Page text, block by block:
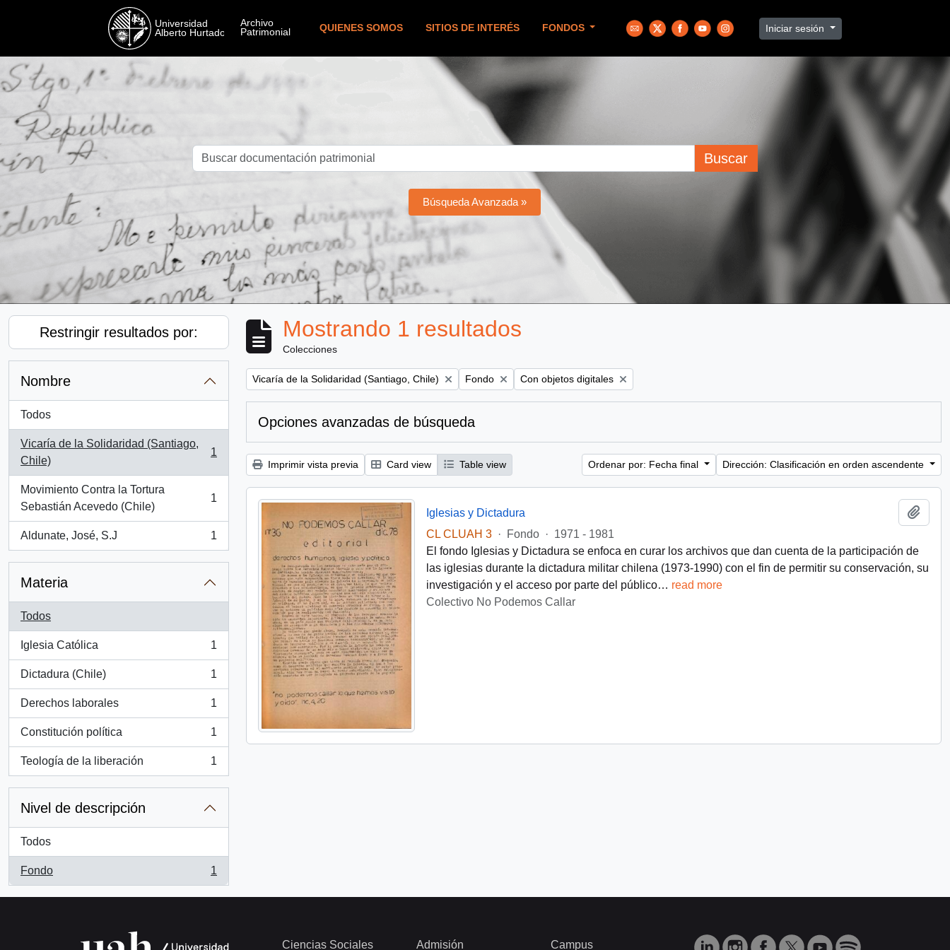
QUIENES SOMOS SITIOS DE INTERÉS FONDOS Iniciar sesión
Buscar
Búsqueda Avanzada »
Restringir resultados por:
Nombre
Todos
Vicaría de la Solidaridad (Santiago,
Chile)
, 1 resultados
1
Movimiento Contra la Tortura
Sebastián Acevedo (Chile)
, 1 resultados
1
Aldunate, José, S.J
, 1 resultados
1
Materia
Todos
Iglesia Católica
, 1 resultados
1
Dictadura (Chile)
, 1 resultados
1
Derechos laborales
, 1 resultados
1
Constitución política
, 1 resultados
1
Teología de la liberación
, 1 resultados
1
Nivel de descripción
Todos
Fondo
, 1 resultados
1
Mostrando 1 resultados
Colecciones
Remove filter:
Vicaría de la Solidaridad (Santiago, Chile) Remove filter:
Fondo Remove filter:
Con objetos digitales
Opciones avanzadas de búsqueda
Imprimir vista previa Card view Table view Ordenar por: Fecha final Dirección: Clasificación en orden ascendente
Iglesias y Dictadura
CL CLUAH 3
· Fondo · 1971 - 1981
El fondo Iglesias y Dictadura se enfoca en curar los archivos que dan cuenta de la participación de
las iglesias durante la dictadura militar chilena (1973-1990) con el fin de permitir su conservación, su
investigación y el acceso por parte del público… read more
Colectivo No Podemos Callar
Ciencias Sociales Admisión Campus